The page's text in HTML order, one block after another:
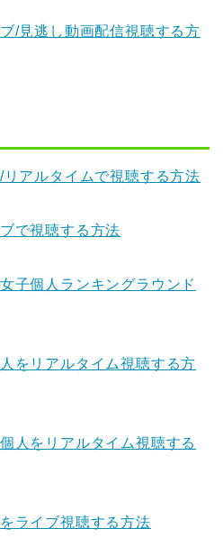
/見逃し動画配信視聴する方
アルタイムで視聴する方法
で視聴する方法
子個人ランキングラウンド
をリアルタイム視聴する方
人をリアルタイム視聴する
ライブ視聴する方法